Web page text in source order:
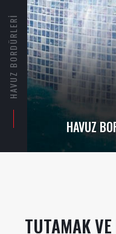
HAVUZ BORDÜRLERI
HAVUZ
TUTAMAK